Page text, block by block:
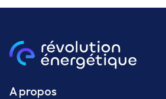
A propos